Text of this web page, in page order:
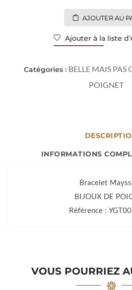
AJOUTER AU
Ajouter à la liste
Catégories : BELLE MAIS PAS
POIGNET
INFORMATIONS
Bracelet
BIJOUX DE
Référence :
VOUS POURRIEZ